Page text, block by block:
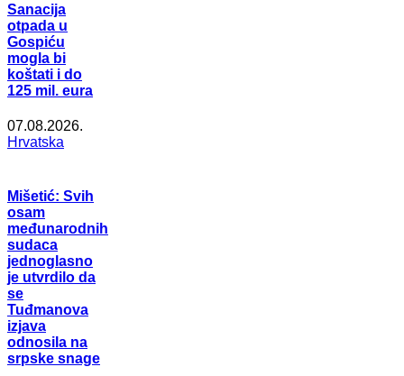
Sanacija
otpada u
Gospiću
mogla bi
koštati i do
125 mil. eura
07.08.2026.
Hrvatska
Mišetić: Svih
osam
međunarodnih
sudaca
jednoglasno
je utvrdilo da
se
Tuđmanova
izjava
odnosila na
srpske snage